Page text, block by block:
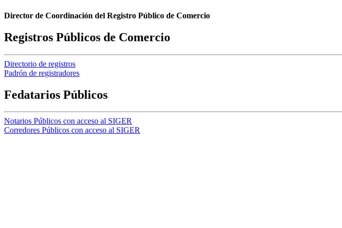
Director de Coordinación del Registro Público de Comercio
Registros Públicos de Comercio
Directorio de registros
Padrón de registradores
Fedatarios Públicos
Notarios Públicos con acceso al SIGER
Corredores Públicos con acceso al SIGER